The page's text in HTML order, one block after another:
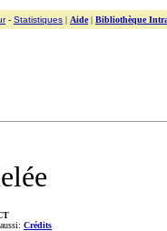
- Statistiques | Aide| Bibliothèque
Crédits